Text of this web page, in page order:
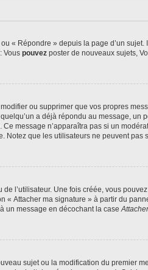
« Répondre » depuis la page d’un
Vous pouvez poster de nouveaux sujets,
ou supprimer que vos propres
a déjà répondu au message, un
message n’apparaîtra pas si un
Notez que les utilisateurs ne peuvent
l’utilisateur. Une fois créée, vous
« Attacher ma signature » à partir du
un message en décochant la case
sujet ou la modification du premier